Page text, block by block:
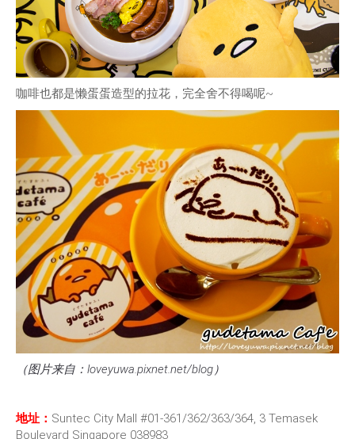
咖啡也都是懒蛋蛋造型的拉花，完全舍不得喝呢~
（图片来自：loveyuwa.pixnet.net/blog）
地址： Suntec City Mall #01-361/362/363/364, 3 Temasek
Boulevard Singapore 038983